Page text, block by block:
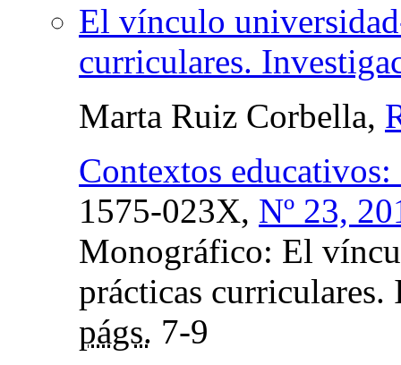
El vínculo
curriculares.
Marta Ruiz Corbella,
Contextos
1575-023X, Nº 23,
Monográfico: El
prácticas
págs. 7-9